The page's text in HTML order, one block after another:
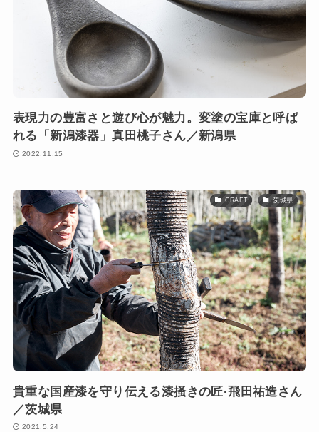
表現力の豊富さと遊び心が魅力。変塗の宝庫と呼ば
れる「新潟漆器」真田桃子さん／新潟県
2022.11.15
CRAFT 茨城県
貴重な国産漆を守り伝える漆掻きの匠·飛田祐造さん
／茨城県
2021.5.24